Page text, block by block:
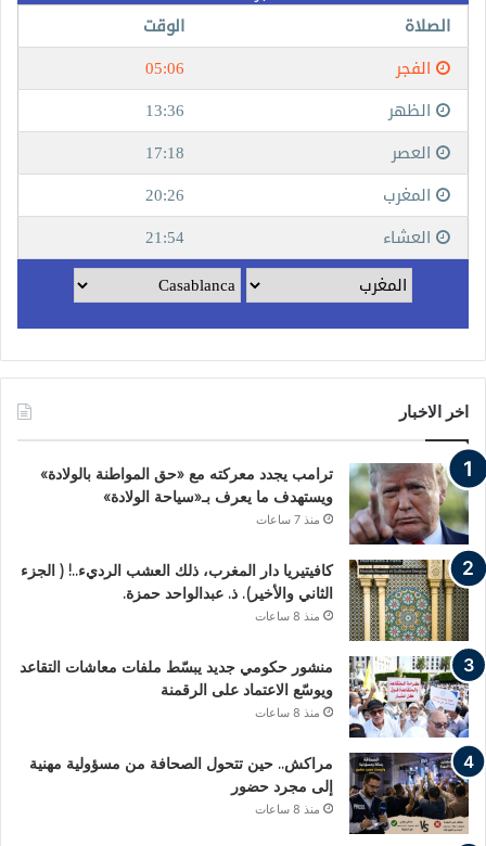
اخر الاخبار
ترامب يجدد معركته مع «حق المواطنة بالولادة»
ويستهدف ما يعرف بـ«سياحة الولادة»
منذ 7 ساعات
كافيتيريا دار المغرب، ذلك العشب الرديء..! ( الجزء
الثاني والأخير). ذ. عبدالواحد حمزة.
منذ 8 ساعات
منشور حكومي جديد يبسّط ملفات معاشات التقاعد
ويوسّع الاعتماد على الرقمنة
منذ 8 ساعات
مراكش.. حين تتحول الصحافة من مسؤولية مهنية
إلى مجرد حضور
منذ 8 ساعات